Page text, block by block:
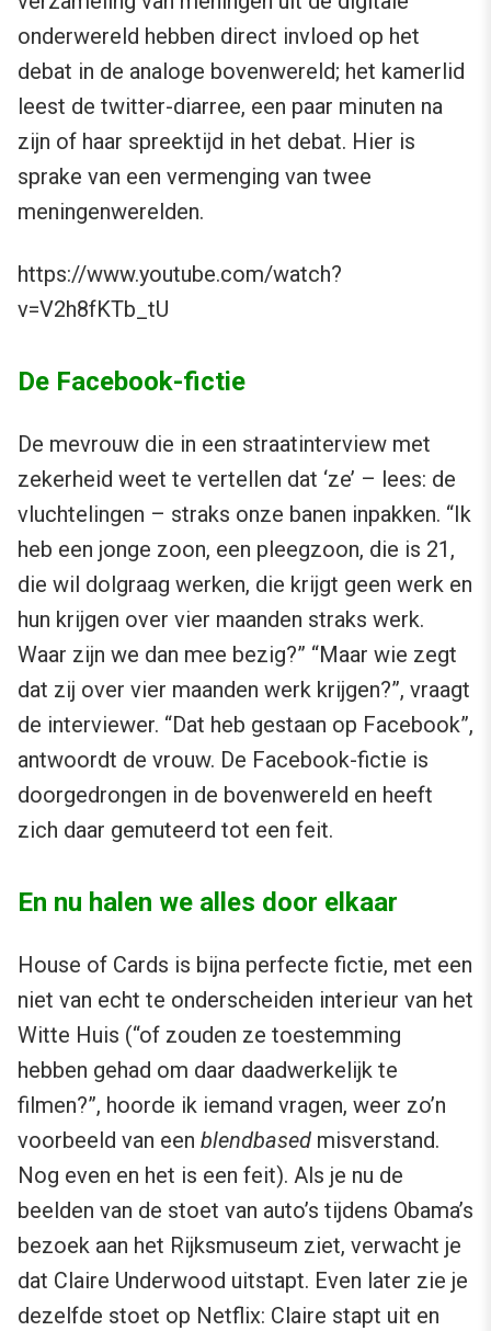
onderwereld hebben direct invloed op het
debat in de analoge bovenwereld; het kamerlid
leest de twitter-diarree, een paar minuten na
zijn of haar spreektijd in het debat. Hier is
sprake van een vermenging van twee
meningenwerelden.
https://www.youtube.com/watch?
v=V2h8fKTb_tU
De Facebook-fictie
De mevrouw die in een straatinterview met
zekerheid weet te vertellen dat ‘ze’ – lees: de
vluchtelingen – straks onze banen inpakken. “Ik
heb een jonge zoon, een pleegzoon, die is 21,
die wil dolgraag werken, die krijgt geen werk en
hun krijgen over vier maanden straks werk.
Waar zijn we dan mee bezig?” “Maar wie zegt
dat zij over vier maanden werk krijgen?”, vraagt
de interviewer. “Dat heb gestaan op Facebook”,
antwoordt de vrouw. De Facebook-fictie is
doorgedrongen in de bovenwereld en heeft
zich daar gemuteerd tot een feit.
En nu halen we alles door elkaar
House of Cards is bijna perfecte fictie, met een
niet van echt te onderscheiden interieur van het
Witte Huis (“of zouden ze toestemming
hebben gehad om daar daadwerkelijk te
filmen?”, hoorde ik iemand vragen, weer zo’n
voorbeeld van een blendbased misverstand.
Nog even en het is een feit). Als je nu de
beelden van de stoet van auto’s tijdens Obama’s
bezoek aan het Rijksmuseum ziet, verwacht je
dat Claire Underwood uitstapt. Even later zie je
dezelfde stoet op Netflix: Claire stapt uit en